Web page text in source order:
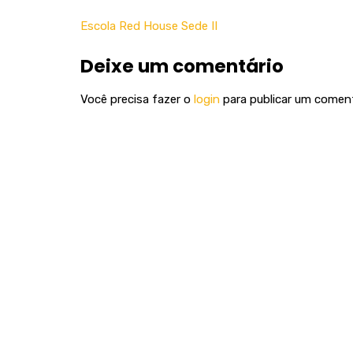
Escola Red House Sede II
Deixe um comentário
Você precisa fazer o login para publicar um